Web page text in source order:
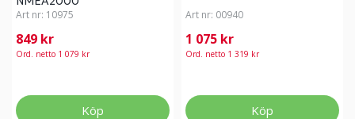
Art nr: 10975
849 kr
Ord. netto 1 079 kr
Köp
Art nr: 00940
1 075 kr
Ord. netto 1 319 kr
Köp